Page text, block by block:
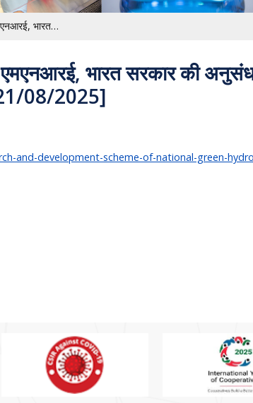
राष्ट्रीय हरित हाइड्रोजन मिशन (एनजीएचएम), एमएनआरई, भारत सरकार की अनुसंधान एवं विकास योजना के अंतर्गत “प्रस्तावों के लिए दूसरा आह्वान” [अंतिम तिथि: 21/08/2025]
एमएनआरई, भारत सरकार की
21/08/2025]
and-development-scheme-of-national-green-